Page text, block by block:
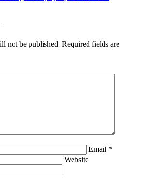
not be published. Required fields are
Email *
Website